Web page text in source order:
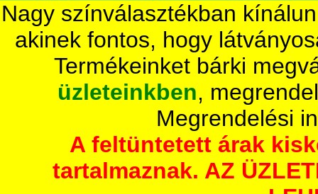
Nagy színválasztékban
akinek fontos, hogy
Termékeinket bárki
üzleteinkben,
Megrendelési
A feltüntetett árak
tartalmaznak. AZ